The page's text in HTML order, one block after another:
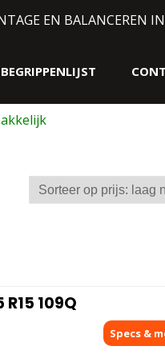
EN BALANCEREN
BEGRIPPENLIJST
R15 109Q